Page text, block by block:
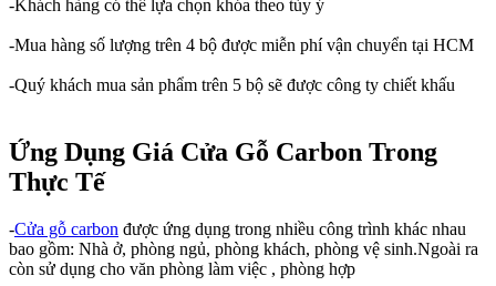
-Khách hàng có thể lựa chọn khóa theo tùy ý
-Mua hàng số lượng trên 4 bộ được miễn phí vận chuyển tại HCM
-Quý khách mua sản phẩm trên 5 bộ sẽ được công ty chiết khấu
Ứng Dụng Giá Cửa Gỗ Carbon Trong
Thực Tế
-Cửa gỗ carbon được ứng dụng trong nhiều công trình khác nhau
bao gồm: Nhà ở, phòng ngủ, phòng khách, phòng vệ sinh.Ngoài ra
còn sử dụng cho văn phòng làm việc , phòng hợp